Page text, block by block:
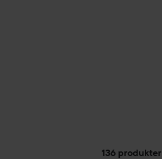
136 produkter